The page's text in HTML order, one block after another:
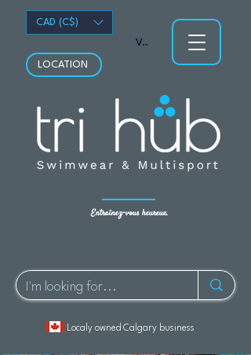
Entraînez-vous heureux.
LOCATION
Localy owned Calgary business
Voir les points
CAD (C$)